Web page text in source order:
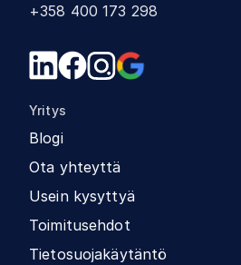
+358 400 173 298
Yritys
Blogi
Ota yhteyttä
Usein kysyttyä
Toimitusehdot
Tietosuojakäytäntö